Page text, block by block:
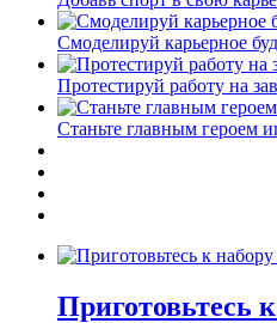
Смоделируй карьерное
Протестируй работу на
Станьте главным героем
Приготовьтесь